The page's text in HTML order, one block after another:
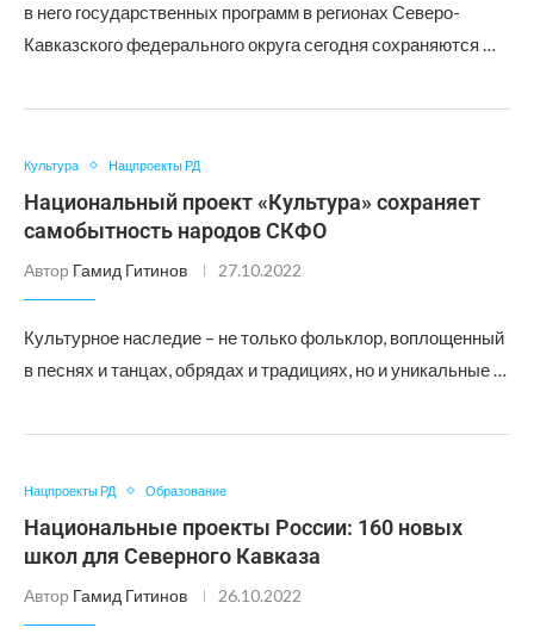
в него государственных программ в регионах Северо-
Кавказского федерального округа сегодня сохраняются …
Культура Нацпроекты РД
Национальный проект «Культура» сохраняет
самобытность народов СКФО
Автор Гамид Гитинов 27.10.2022
Культурное наследие – не только фольклор, воплощенный
в песнях и танцах, обрядах и традициях, но и уникальные …
Нацпроекты РД Образование
Национальные проекты России: 160 новых
школ для Северного Кавказа
Автор Гамид Гитинов 26.10.2022